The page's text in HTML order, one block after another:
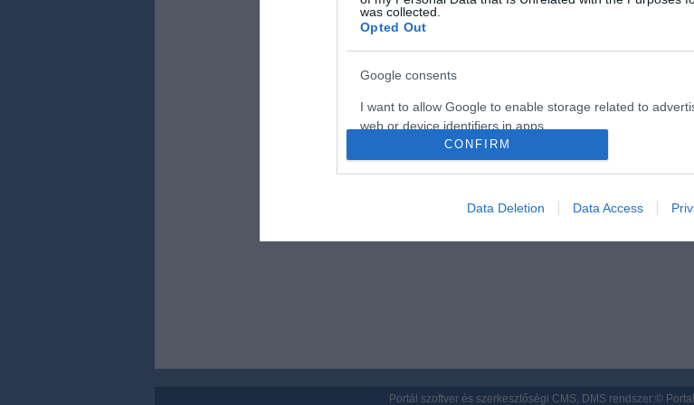
was collected.
Opted Out
Google consents
I want to allow Google to enable storage related to
web or device identifiers in apps.
I want to allow my user data to be sent to Google for
I want to allow Google to send me personalized advertising.
I want to allow Google to enable storage related to
CONFIRM
Data Deletion Data Access
Figyelem! A cikkhez hozzáfűzött hozzászólások nem a
nézeteit tükrözik. A szerkesztőség mindössze a hírek publikációjával
foglalkozik, a kommenteket nem tudja befolyásolni - azok az
személyes véleményét tartalmazzák.
Kérjük, kulturáltan, mások személyiségi jogainak és jó hírnevének
tiszteletben tartásával kommenteljenek!
Portál szoftver és szerkesztőségi CMS, DMS rendszer:©